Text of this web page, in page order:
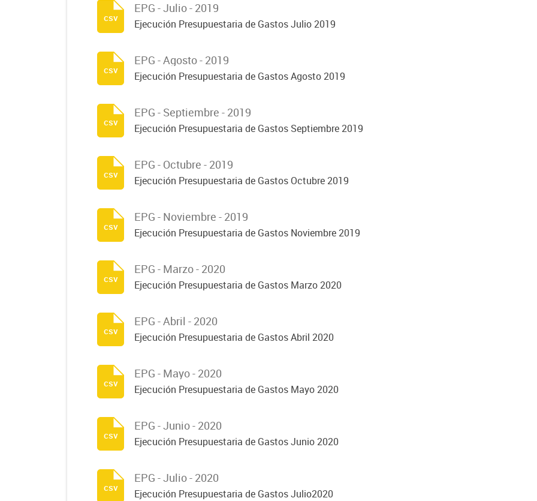
EPG - Julio - 2019
Ejecución Presupuestaria de Gastos Julio 2019
csv
EPG - Agosto - 2019
Ejecución Presupuestaria de Gastos Agosto 2019
csv
EPG - Septiembre - 2019
Ejecución Presupuestaria de Gastos Septiembre 2019
csv
EPG - Octubre - 2019
Ejecución Presupuestaria de Gastos Octubre 2019
csv
EPG - Noviembre - 2019
Ejecución Presupuestaria de Gastos Noviembre 2019
csv
EPG - Marzo - 2020
Ejecución Presupuestaria de Gastos Marzo 2020
csv
EPG - Abril - 2020
Ejecución Presupuestaria de Gastos Abril 2020
csv
EPG - Mayo - 2020
Ejecución Presupuestaria de Gastos Mayo 2020
csv
EPG - Junio - 2020
Ejecución Presupuestaria de Gastos Junio 2020
csv
EPG - Julio - 2020
Ejecución Presupuestaria de Gastos Julio2020
csv